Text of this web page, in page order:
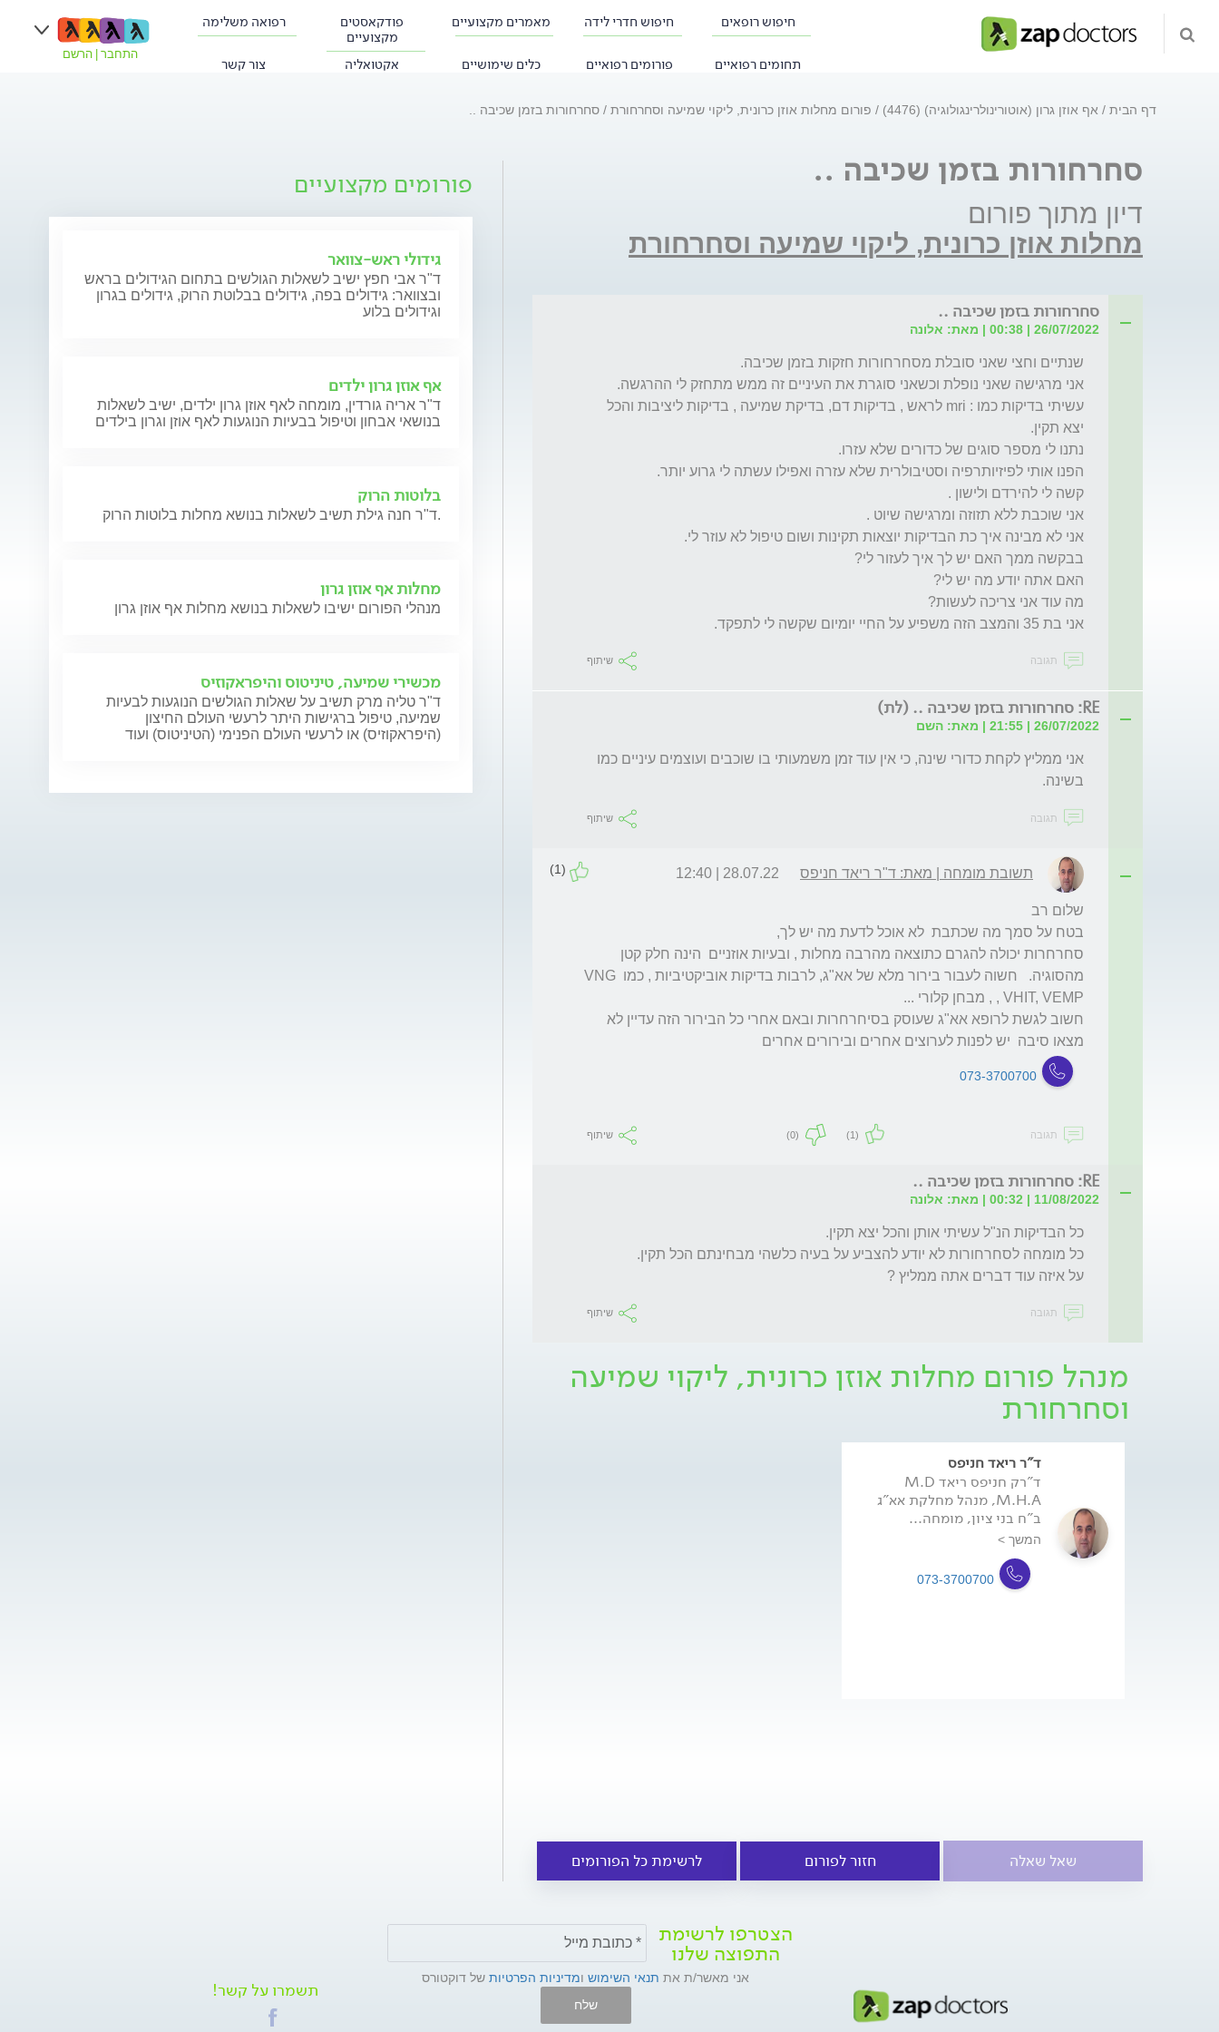
חיפוש רופאים חיפוש חדרי לידה מאמרים מקצועיים
פודקאסטים
מקצועיים
רפואה משלימה
תחומים רפואיים פורומים רפואיים כלים שימושיים אקטואליה צור קשר
התחבר הרשם
דף הבית אף אוזן גרון (אוטורינולרינגולוגיה) (4476) פורום מחלות אוזן כרונית, ליקוי שמיעה וסחרחורת סחרחורות בזמן שכיבה ..
סחרחורות בזמן שכיבה ..
דיון מתוך פורום
מחלות אוזן כרונית, ליקוי שמיעה וסחרחורת
סחרחורות בזמן שכיבה ..
26/07/2022 | 00:38 | מאת: אלונה
אני בת 35 והמצב הזה משפיע על החיי יומיום שקשה לי לתפקד.
תגובה שיתוף
RE: סחרחורות בזמן שכיבה .. (לת)
26/07/2022 | 21:55 | מאת: השם
בשינה.
תגובה שיתוף
תשובת מומחה | מאת: ד"ר ריאד חניפס 28.07.22 | 12:40
(1)
מהסוגיה.   חשוה לעבור בירור מלא של אא"ג, לרבות בדיקות אוביקטיביות , כמו VNG
מצאו סיבה  יש לפנות לערוצים אחרים ובירורים אחרים
073-3700700
תגובה (1)
(0) שיתוף
RE: סחרחורות בזמן שכיבה ..
11/08/2022 | 00:32 | מאת: אלונה
על איזה עוד דברים אתה ממליץ ?
תגובה שיתוף
מנהל פורום מחלות אוזן כרונית, ליקוי שמיעה
וסחרחורת
ד"ר ריאד חניפס
ד"רק חניפס ריאד M.D
M.H.A, מנהל מחלקת אא"ג
ב"ח בני ציון, מומחה...
המשך >
073-3700700
שאל שאלה חזור לפורום לרשימת כל הפורומים
פורומים מקצועיים
גידולי ראש-צוואר
ד"ר אבי חפץ ישיב לשאלות הגולשים בתחום הגידולים בראש
ובצוואר: גידולים בפה, גידולים בבלוטת הרוק, גידולים בגרון
וגידולים בלוע
אף אוזן גרון ילדים
ד"ר אריה גורדין, מומחה לאף אוזן גרון ילדים, ישיב לשאלות
בנושאי אבחון וטיפול בבעיות הנוגעות לאף אוזן וגרון בילדים
בלוטות הרוק
ד"ר חנה גילת תשיב לשאלות בנושא מחלות בלוטות הרוק.
מחלות אף אוזן גרון
מנהלי הפורום ישיבו לשאלות בנושא מחלות אף אוזן גרון
מכשירי שמיעה, טיניטוס והיפראקוזיס
ד"ר טליה מרק תשיב על שאלות הגולשים הנוגעות לבעיות
שמיעה, טיפול ברגישות היתר לרעשי העולם החיצון
(היפראקוזיס) או לרעשי העולם הפנימי (הטיניטוס) ועוד
הצטרפו לרשימת
התפוצה שלנו
אני מאשר/ת את תנאי השימוש ומדיניות הפרטיות של דוקטורס
שלח
תשמרו על קשר!